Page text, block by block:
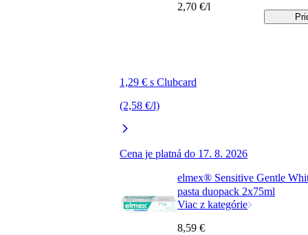
1,29 € s Clubcard
(2,58 €/l)
Cena je platná do 17. 8. 2026
2,70 €/l
elmex® Sensitive Gentle
pasta duopack 2x75ml
Viac z kategórie
8,59 €